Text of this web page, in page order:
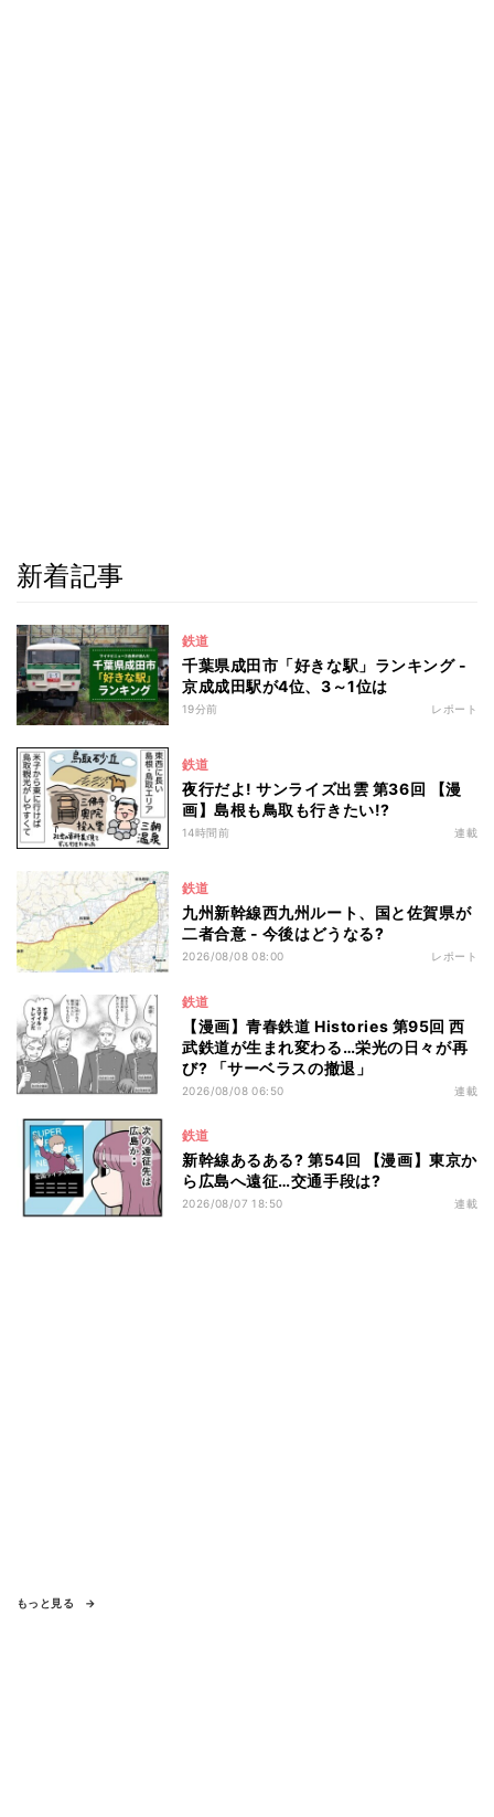
新着記事
鉄道
千葉県成田市「好きな駅」ランキング -
京成成田駅が4位、3～1位は
19分前 レポート
鉄道
夜行だよ! サンライズ出雲 第36回 【漫
画】島根も鳥取も行きたい!?
14時間前 連載
鉄道
九州新幹線西九州ルート、国と佐賀県が
二者合意 - 今後はどうなる?
2026/08/08 08:00 レポート
鉄道
【漫画】青春鉄道 Histories 第95回 西
武鉄道が生まれ変わる…栄光の日々が再
び? 「サーベラスの撤退」
2026/08/08 06:50 連載
鉄道
新幹線あるある? 第54回 【漫画】東京か
ら広島へ遠征…交通手段は?
2026/08/07 18:50 連載
もっと見る